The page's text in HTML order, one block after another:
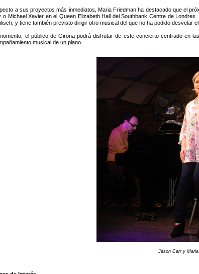
a sus proyectos más inmediatos, Maria Friedman ha destacado que el
o Michael Xavier en el Queen Elizabeth Hall del Southbank Centre de
y tiene también previsto dirigir otro musical del que no ha podido desvelar el
el público de Girona podrá disfrutar de este concierto centrado en
musical de un piano.
Jason Carr y Maria